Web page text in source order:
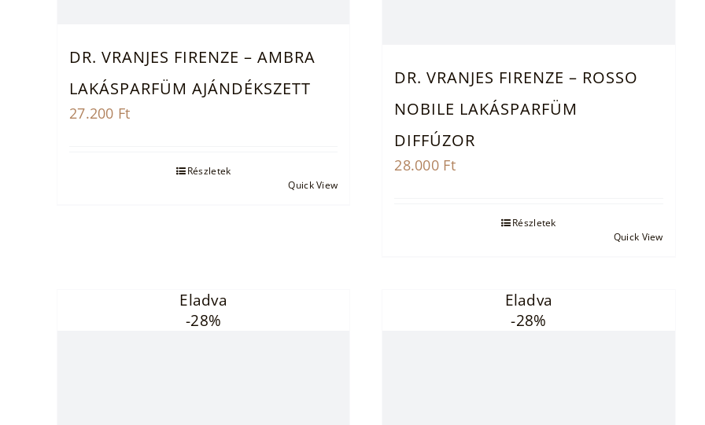
DR. VRANJES FIRENZE – AMBRA
LAKÁSPARFÜM AJÁNDÉKSZETT
27.200 Ft
Részletek
Quick View
DR. VRANJES FIRENZE – ROSSO
NOBILE LAKÁSPARFÜM
DIFFÚZOR
28.000 Ft
Részletek
Quick View
Eladva
-28%
Eladva
-28%